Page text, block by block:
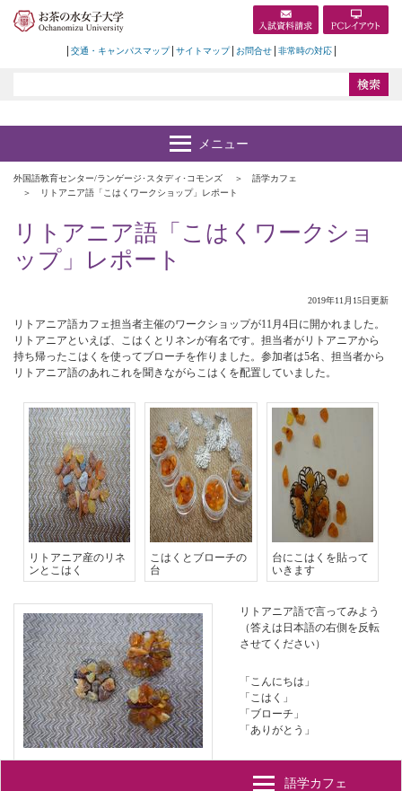
交通・キャンパスマップ サイトマップ お問合せ 非常時の対応
外国語教育センター/ランゲージ･スタディ･コモンズ
語学カフェ
リトアニア語「こはくワークショップ」レポート
リトアニア語「こはくワークショ
ップ」レポート
2019年11月15日更新
リトアニア語カフェ担当者主催のワークショップが11月4日に開かれました。
リトアニアといえば、こはくとリネンが有名です。担当者がリトアニアから
持ち帰ったこはくを使ってブローチを作りました。参加者は5名、担当者から
リトアニア語のあれこれを聞きながらこはくを配置していました。
リトアニア産のリネ
ンとこはく
こはくとブローチの
台
台にこはくを貼って
いきます
リトアニア語で言ってみよう
（答えは日本語の右側を反転
させてください）
「こんにちは」
「こはく」
「ブローチ」
「ありがとう」
語学カフェ